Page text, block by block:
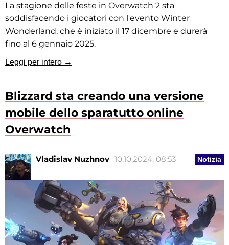
La stagione delle feste in Overwatch 2 sta
soddisfacendo i giocatori con l'evento Winter
Wonderland, che è iniziato il 17 dicembre e durerà
fino al 6 gennaio 2025.
Leggi per intero →
Blizzard sta creando una versione
mobile dello sparatutto online
Overwatch
Notizia
Vladislav Nuzhnov 10.10.2024, 08:53